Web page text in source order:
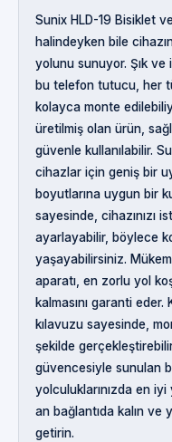
Sunix HLD-19 Bisiklet
halindeyken bile
yolunu sunuyor. Şık ve
bu telefon tutucu, her
kolayca monte
üretilmiş olan ürün,
güvenle kullanılabilir.
cihazlar için geniş bir
boyutlarına uygun bir
sayesinde, cihazınızı
ayarlayabilir, böylece
yaşayabilirsiniz.
aparatı, en zorlu yol
kalmasını garanti
kılavuzu sayesinde,
şekilde
güvencesiyle sunulan
yolculuklarınızda en iyi
an bağlantıda kalın ve
getirin.